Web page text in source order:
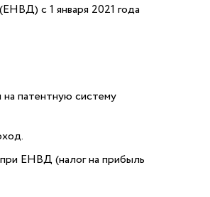
с 1 января 2021 года
патентную систему
ЕНВД (налог на прибыль